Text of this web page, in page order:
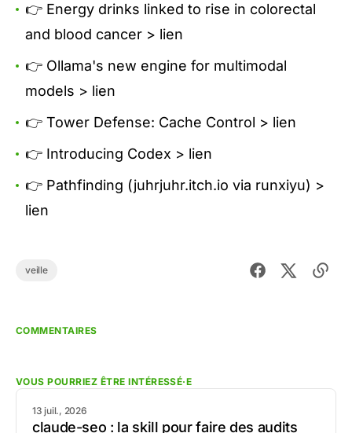
👉 Energy drinks linked to rise in colorectal
and blood cancer > lien
👉 Ollama's new engine for multimodal
models > lien
👉 Tower Defense: Cache Control > lien
👉 Introducing Codex > lien
👉 Pathfinding (juhrjuhr.itch.io via runxiyu) >
lien
veille
COMMENTAIRES
VOUS POURRIEZ ÊTRE INTÉRESSÉ·E
13 juil., 2026
claude-seo : la skill pour faire des audits